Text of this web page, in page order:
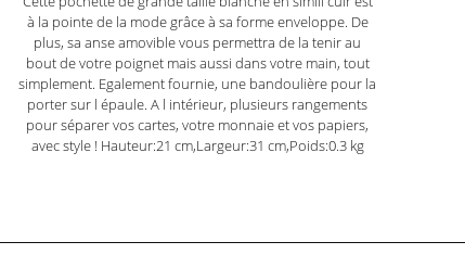
à la pointe de la mode grâce à sa forme enveloppe. De
plus, sa anse amovible vous permettra de la tenir au
bout de votre poignet mais aussi dans votre main, tout
simplement. Egalement fournie, une bandoulière pour la
porter sur l épaule. A l intérieur, plusieurs rangements
pour séparer vos cartes, votre monnaie et vos papiers,
avec style ! Hauteur:21 cm,Largeur:31 cm,Poids:0.3 kg